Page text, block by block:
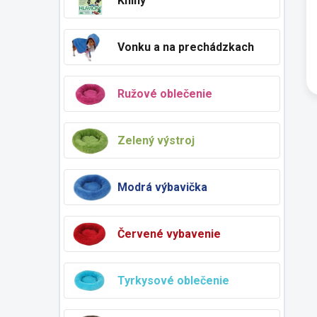
Vonku a na prechádzkach
Ružové oblečenie
Zelený výstroj
Modrá výbavička
Červené vybavenie
Tyrkysové oblečenie